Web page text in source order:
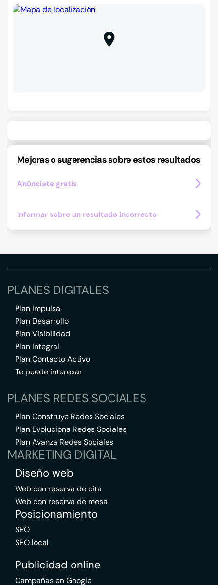
Mejoras o sugerencias sobre estos resultados
Anúnciate gratis
Informar sobre un resultado incorrecto
PLANES DIGITALES
Plan Impulsa
Plan Desarrollo
Plan Visibilidad
Plan Integral
Plan Contacto Activo
Te puede interesar
PLANES REDES SOCIALES
Plan Construye Redes Sociales
Plan Evoluciona Redes Sociales
Plan Avanza Redes Sociales
MARKETING DIGITAL
Diseño web
Web con reserva de cita
Web con reserva de mesa
Posicionamiento
SEO
SEO local
Publicidad online
Campañas en Google